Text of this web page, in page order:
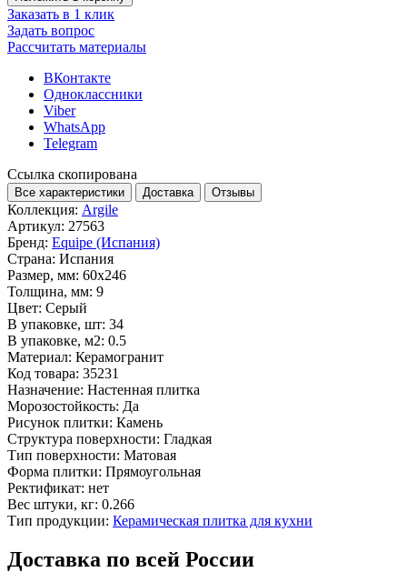
Заказать в 1 клик
Задать вопрос
Рассчитать материалы
ВКонтакте
Одноклассники
Viber
WhatsApp
Telegram
Ссылка скопирована
Все характеристики Доставка Отзывы
Коллекция: Argile
Артикул: 27563
Бренд: Equipe (Испания)
Страна: Испания
Размер, мм: 60x246
Толщина, мм: 9
Цвет: Серый
В упаковке, шт: 34
В упаковке, м2: 0.5
Материал: Керамогранит
Код товара: 35231
Назначение: Настенная плитка
Морозостойкость: Да
Рисунок плитки: Камень
Структура поверхности: Гладкая
Тип поверхности: Матовая
Форма плитки: Прямоугольная
Ректификат: нет
Вес штуки, кг: 0.266
Тип продукции: Керамическая плитка для кухни
Доставка по всей России